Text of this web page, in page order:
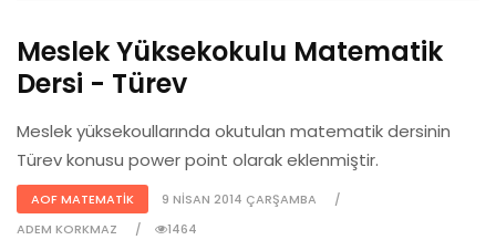
Meslek Yüksekokulu Matematik
Dersi - Türev
Meslek yüksekoullarında okutulan matematik dersinin
Türev konusu power point olarak eklenmiştir.
AOF MATEMATIK
9 NISAN 2014 ÇARŞAMBA
ADEM KORKMAZ
1464